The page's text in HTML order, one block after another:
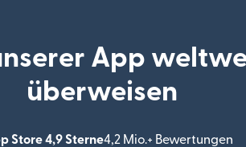
App
überweisen
Store 4,9 Sterne4,2 Mio.+ Bewertungen